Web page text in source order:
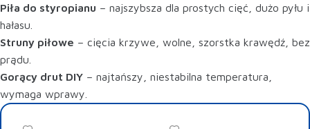
Piła do styropianu – najszybsza dla prostych cięć, dużo pyłu i
hałasu.
Struny piłowe – cięcia krzywe, wolne, szorstka krawędź, bez
prądu.
Gorący drut DIY – najtańszy, niestabilna temperatura,
wymaga wprawy.